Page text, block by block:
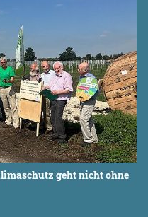
geht nicht ohne